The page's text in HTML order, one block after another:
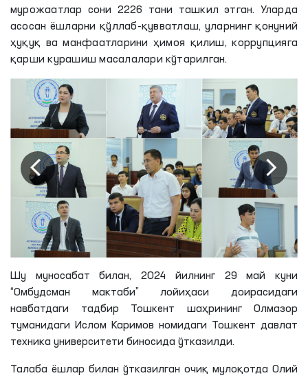
мурожаатлар сони 2226 тани ташкил этган. Уларда
асосан ёшларни қўллаб-қувватлаш, уларнинг қонуний
ҳуқуқ ва манфаатларини ҳимоя қилиш, коррупцияга
қарши курашиш масалалари кўтарилган.
Шу муносабат билан, 2024 йилнинг 29 май куни
“Омбудсман мактаби” лойиҳаси доирасидаги
навбатдаги тадбир Тошкент шаҳринингОлмазор
туманидаги Ислом Каримов номидаги Тошкент давлат
техника университети биносида ўтказилди.
Талаба ёшлар билан ўтказилган очиқ мулоқотда Олий